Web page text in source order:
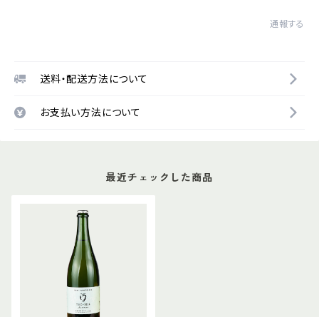
通報する
送料・配送方法について
お支払い方法について
最近チェックした商品